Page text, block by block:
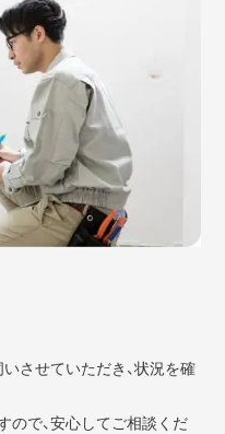
させていただき、状況を確
ので、安心してご相談くだ